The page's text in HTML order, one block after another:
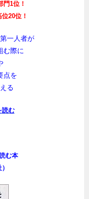
門1位！
20位！
一人者が
む際に
点を
る
読む
む本